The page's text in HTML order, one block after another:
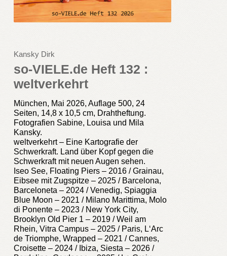
Kansky Dirk
so-VIELE.de Heft 132 :
weltverkehrt
München, Mai 2026, Auflage 500, 24
Seiten, 14,8 x 10,5 cm, Drahtheftung.
Fotografien Sabine, Louisa und Mila
Kansky.
weltverkehrt – Eine Kartografie der
Schwerkraft. Land über Kopf gegen die
Schwerkraft mit neuen Augen sehen.
Iseo See, Floating Piers – 2016 / Grainau,
Eibsee mit Zugspitze – 2025 / Barcelona,
Barceloneta – 2024 / Venedig, Spiaggia
Blue Moon – 2021 / Milano Marittima, Molo
di Ponente – 2023 / New York City,
Brooklyn Old Pier 1 – 2019 / Weil am
Rhein, Vitra Campus – 2025 / Paris, L‘Arc
de Triomphe, Wrapped – 2021 / Cannes,
Croisette – 2024 / Ibiza, Siesta – 2026 /